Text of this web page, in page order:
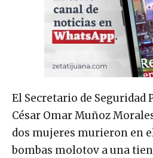
El Secretario de Seguridad
César Omar Muñoz
dos mujeres murieron en
bombas molotov a una